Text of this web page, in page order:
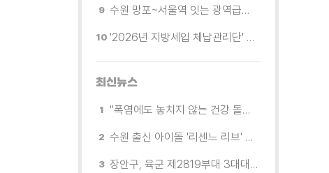
수원 망포~서울역 잇는 광역급행버스 M5165번, 8월 3일 개통
'2026년 지방세입 체납관리단' 출범... 체납자 실태조사 본격 추진
최신뉴스
"폭염에도 놓치지 않는 건강 돌봄" 팔달구보건소 취약계층 안부 살핀다
수원 출신 아이돌 '리센느 리브' 추천! 직접 따라가 본 수원 필수 코스
장안구, 육군 제2819부대 3대대로부터 감사장 받아